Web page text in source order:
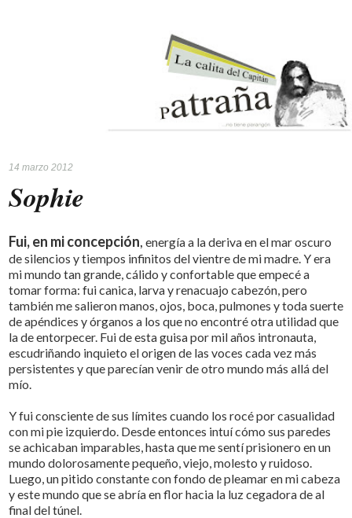
14 marzo 2012
Sophie
Fui, en mi concepción, energía a la deriva en el mar oscuro
de silencios y tiempos infinitos del vientre de mi madre. Y era
mi mundo tan grande, cálido y confortable que empecé a
tomar forma: fui canica, larva y renacuajo cabezón, pero
también me salieron manos, ojos, boca, pulmones y toda suerte
de apéndices y órganos a los que no encontré otra utilidad que
la de entorpecer. Fui de esta guisa por mil años intronauta,
escudriñando inquieto el origen de las voces cada vez más
persistentes y que parecían venir de otro mundo más allá del
mío.
Y fui consciente de sus límites cuando los rocé por casualidad
con mi pie izquierdo. Desde entonces intuí cómo sus paredes
se achicaban imparables, hasta que me sentí prisionero en un
mundo dolorosamente pequeño, viejo, molesto y ruidoso.
Luego, un pitido constante con fondo de pleamar en mi cabeza
y este mundo que se abría en flor hacia la luz cegadora de al
final del túnel.